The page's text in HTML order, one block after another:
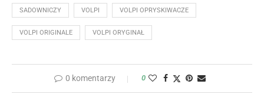
SADOWNICZY VOLPI VOLPI OPRYSKIWACZE
VOLPI ORIGINALE VOLPI ORYGINAŁ
0 komentarzy 0